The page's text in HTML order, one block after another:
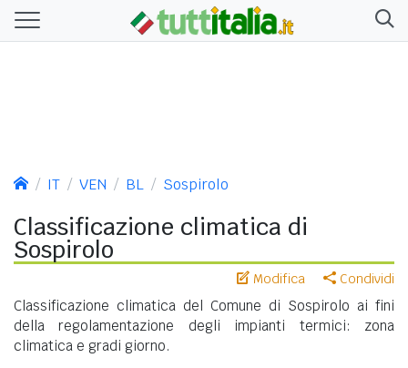
IT VEN BL Sospirolo
Classificazione climatica di
Sospirolo
Modifica Condividi
Classificazione climatica del Comune di Sospirolo ai fini
della regolamentazione degli impianti termici: zona
climatica e gradi giorno.